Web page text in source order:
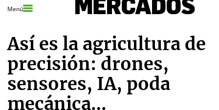
Menú
Así es la agricultura de
precisión: drones,
sensores, IA, poda
mecánica…